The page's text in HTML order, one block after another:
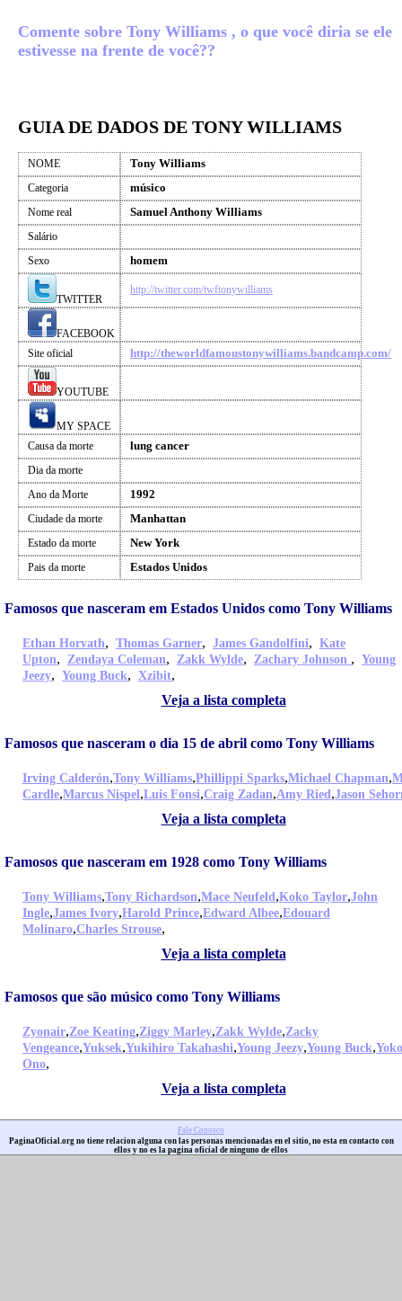
Comente sobre Tony Williams , o que você diria se ele
estivesse na frente de você??
GUIA DE DADOS DE TONY WILLIAMS
NOME Tony Williams
Categoria músico
Nome real Samuel Anthony Williams
Salário
Sexo
homem
TWITTER
http://twitter.com/twftonywilliams
FACEBOOK
Site oficial
http://theworldfamoustonywilliams.bandcamp.com/
YOUTUBE
MY SPACE
Causa da morte
lung cancer
Dia da morte
Ano da Morte
1992
Ciudade da morte Manhattan
Estado da morte New York
Pais da morte Estados Unidos
Famosos que nasceram em Estados Unidos como Tony Williams
Ethan Horvath, Thomas Garner, James Gandolfini, Kate
Upton, Zendaya Coleman, Zakk Wylde, Zachary Johnson , Young
Jeezy, Young Buck, Xzibit,
Veja a lista completa
Famosos que nasceram o dia 15 de abril como Tony Williams
Irving Calderón,Tony Williams,Phillippi Sparks,Michael Chapman,
Cardle,Marcus Nispel,Luis Fonsi,Craig Zadan,Amy Ried,Jason
Veja a lista completa
Famosos que nasceram em 1928 como Tony Williams
Tony Williams,Tony Richardson,Mace Neufeld,Koko Taylor,John
Ingle,James Ivory,Harold Prince,Edward Albee,Edouard
Molinaro,Charles Strouse,
Veja a lista completa
Famosos que são músico como Tony Williams
Zyonair,Zoe Keating,Ziggy Marley,Zakk Wylde,Zacky
Vengeance,Yuksek,Yukihiro Takahashi,Young Jeezy,Young Buck,Yoko
Ono,
Veja a lista completa
Fale Conosco
PaginaOficial.org no tiene relacion alguna con las personas mencionadas en el sitio, no esta en contacto con
ellos y no es la pagina oficial de ninguno de ellos